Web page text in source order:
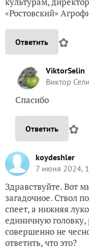
«Ростовский»
Ответить ✿
ViktorSelin
Виктор
Спасибо
Ответить ✿
koydeshler
7 июня 2024,
Здравствуйте. Вот
загадочное. Ствол
спеет, а нижняя
единичную
совершенно не
ответить, что это?